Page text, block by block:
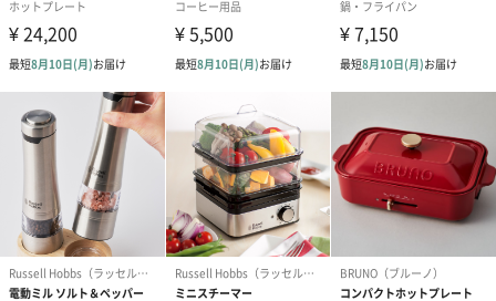
お祝いギフトやいつもお世話になっている方へのプレゼントには
もちろん、頑張っている自分へのご褒美としてティータイムはい
かがでしょうか？
商品詳細情報
成分/原材料
ポット：素材：耐熱ガラス, 18-8 ステンレス, ポリプロ
ピレン, シリコーン